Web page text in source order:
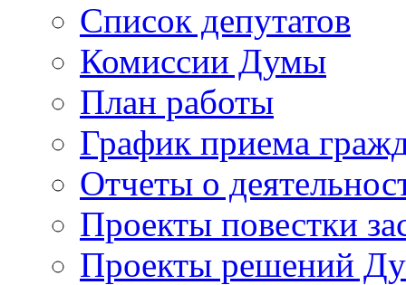
Список депутатов
Комиссии Думы
План работы
График приема
Отчеты о
Проекты повестки
Проекты решений